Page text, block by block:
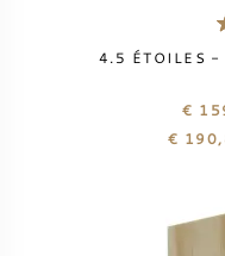
NOUVEAUTÉS
PRODUCTEUR DE
VENTE DE WHISKY
4.5 ÉTOILES -
€
€